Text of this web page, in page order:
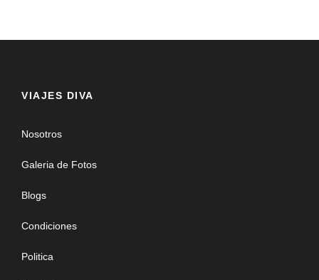
VIAJES DIVA
Nosotros
Galeria de Fotos
Blogs
Condiciones
Politica